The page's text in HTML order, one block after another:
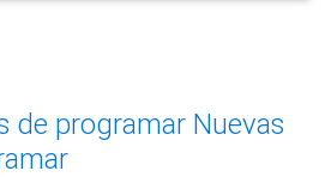
Nuevas